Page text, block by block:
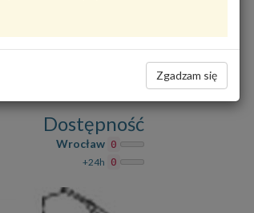
Zgadzam się
produkt
8DB 355 003-071 HELLA
Dostępność
Wrocław 0
+24h 0